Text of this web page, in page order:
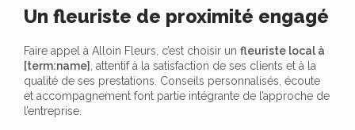
Un fleuriste de proximité engagé
Faire appel à Alloin Fleurs, c’est choisir un fleuriste local à
[term:name]
, attentif à la satisfaction de ses clients et à la
qualité de ses prestations. Conseils personnalisés, écoute
et accompagnement font partie intégrante de l’approche de
l’entreprise.